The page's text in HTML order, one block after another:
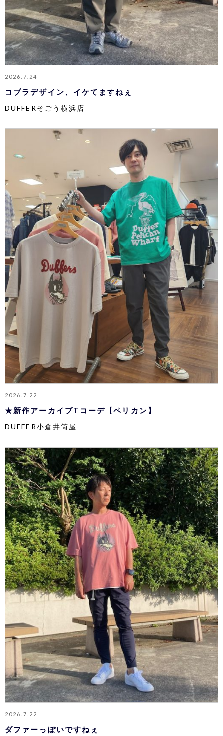
2026.7.24
コブラデザイン、イケてますねぇ
DUFFERそごう横浜店
2026.7.22
★新作アーカイブTコーデ【ペリカン】
DUFFER小倉井筒屋
2026.7.22
ダファーっぽいですねぇ